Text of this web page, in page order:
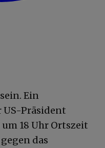
Ein
Präsident
18 Uhr Ortszeit
das